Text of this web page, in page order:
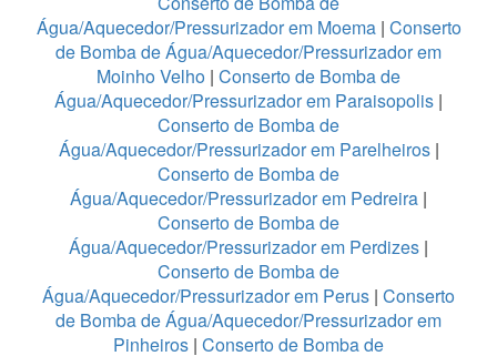
Água/Aquecedor/Pressurizador em Moema| Conserto
de Bomba de Água/Aquecedor/Pressurizador em
Moinho Velho | Conserto de Bomba de
Água/Aquecedor/Pressurizador em Paraisopolis |
Conserto de Bomba de
Água/Aquecedor/Pressurizador em Parelheiros|
Conserto de Bomba de
Água/Aquecedor/Pressurizador em Pedreira |
Conserto de Bomba de
Água/Aquecedor/Pressurizador em Perdizes |
Conserto de Bomba de
Água/Aquecedor/Pressurizador em Perus | Conserto
de Bomba de Água/Aquecedor/Pressurizador em
Pinheiros | Conserto de Bomba de